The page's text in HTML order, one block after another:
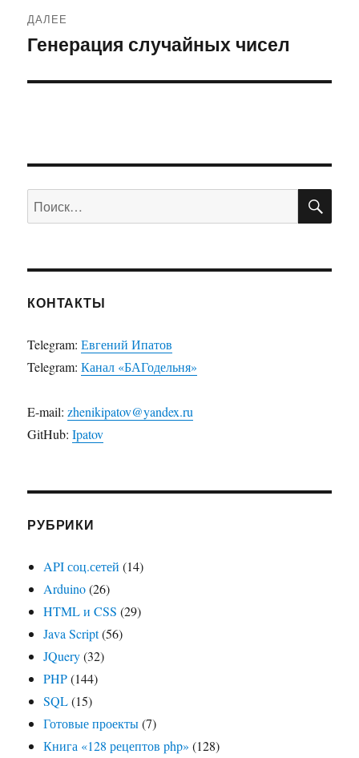
ДАЛЕЕ
Следующая
Генерация случайных чисел
Искать:
КОНТАКТЫ
Telegram:Евгений Ипатов
Telegram:Канал «БАГодельня»
E-mail:zhenikipatov@yandex.ru
GitHub:Ipatov
РУБРИКИ
API соц.сетей (14)
Arduino(26)
HTML и CSS (29)
Java Script(56)
JQuery(32)
PHP(144)
SQL(15)
Готовые проекты(7)
Книга «128 рецептов php» (128)